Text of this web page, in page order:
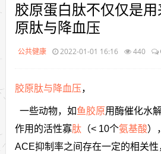
胶原蛋白肽不仅仅是
原肽与降血压
公共健康 2022-01-01 16:16 440
胶原肽与降血压，
一些动物，如鱼胶原用酶催化水
作用的活性寡肽（< 10个氨基酸）
ACE抑制率之间存在一定的相关